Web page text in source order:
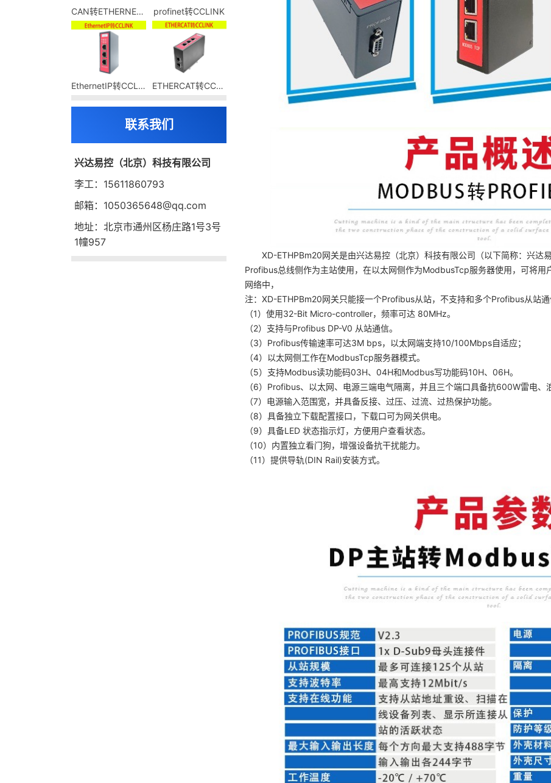
CAN转ETHERNETIP profinet转CCLINK
EthernetIP转CCLINK ETHERCAT转CCLINK
联系我们
兴达易控（北京）科技有限公司
李工：15611860793
邮箱：1050365648@qq.com
地址：北京市通州区杨庄路1号3号
1幢957
XD-ETHPBm20网关是由兴达易控（北京）科技有限公司（以下简称：兴达
Profibus总线侧作为主站使用，在以太网侧作为ModbusTcp服务器使用，可将用
网络中，
注：XD-ETHPBm20网关只能接一个Profibus从站，不支持和多个Profibus从站通
（1）使用32-Bit Micro-controller，频率可达 80MHz。
（2）支持与Profibus DP-V0 从站通信。
（3）Profibus传输速率可达3M bps，以太网端支持10/100Mbps自适应；
（4）以太网侧工作在ModbusTcp服务器模式。
（5）支持Modbus读功能码03H、04H和Modbus写功能码10H、06H。
（6）Profibus、以太网、电源三端电气隔离，并且三个端口具备抗600W雷电、
（7）电源输入范围宽，并具备反接、过压、过流、过热保护功能。
（8）具备独立下载配置接口，下载口可为网关供电。
（9）具备LED 状态指示灯，方便用户查看状态。
（10）内置独立看门狗，增强设备抗干扰能力。
（11）提供导轨(DIN Rail)安装方式。